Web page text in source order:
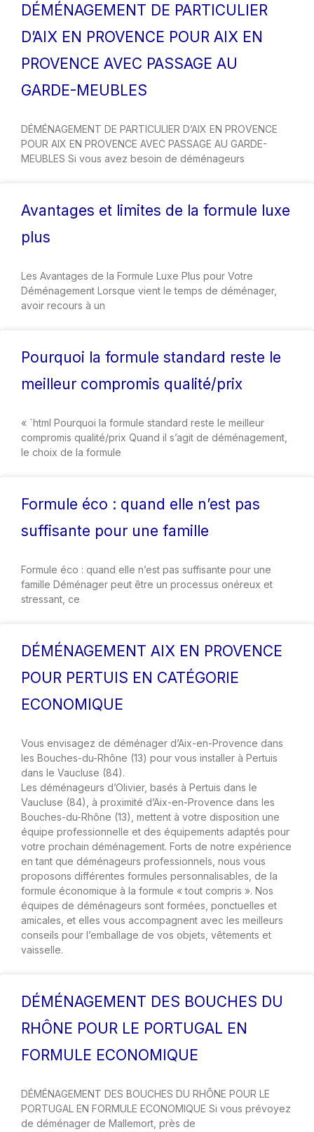
DÉMÉNAGEMENT DE PARTICULIER
D’AIX EN PROVENCE POUR AIX EN
PROVENCE AVEC PASSAGE AU
GARDE-MEUBLES
DÉMÉNAGEMENT DE PARTICULIER D’AIX EN PROVENCE
POUR AIX EN PROVENCE AVEC PASSAGE AU GARDE-
MEUBLES Si vous avez besoin de déménageurs
Avantages et limites de la formule luxe
plus
Les Avantages de la Formule Luxe Plus pour Votre
Déménagement Lorsque vient le temps de déménager,
avoir recours à un
Pourquoi la formule standard reste le
meilleur compromis qualité/prix
« `html Pourquoi la formule standard reste le meilleur
compromis qualité/prix Quand il s’agit de déménagement,
le choix de la formule
Formule éco : quand elle n’est pas
suffisante pour une famille
Formule éco : quand elle n’est pas suffisante pour une
famille Déménager peut être un processus onéreux et
stressant, ce
DÉMÉNAGEMENT AIX EN PROVENCE
POUR PERTUIS EN CATÉGORIE
ECONOMIQUE
Vous envisagez de déménager d’Aix-en-Provence dans
les Bouches-du-Rhône (13) pour vous installer à Pertuis
dans le Vaucluse (84).
Les déménageurs d’Olivier, basés à Pertuis dans le
Vaucluse (84), à proximité d’Aix-en-Provence dans les
Bouches-du-Rhône (13), mettent à votre disposition une
équipe professionnelle et des équipements adaptés pour
votre prochain déménagement. Forts de notre expérience
en tant que déménageurs professionnels, nous vous
proposons différentes formules personnalisables, de la
formule économique à la formule « tout compris ». Nos
équipes de déménageurs sont formées, ponctuelles et
amicales, et elles vous accompagnent avec les meilleurs
conseils pour l’emballage de vos objets, vêtements et
vaisselle.
DÉMÉNAGEMENT DES BOUCHES DU
RHÔNE POUR LE PORTUGAL EN
FORMULE ECONOMIQUE
DÉMÉNAGEMENT DES BOUCHES DU RHÔNE POUR LE
PORTUGAL EN FORMULE ECONOMIQUE Si vous prévoyez
de déménager de Mallemort, près de